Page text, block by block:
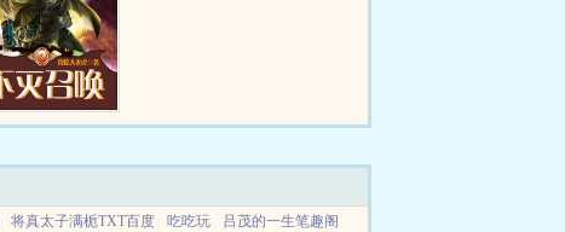
将真太子满栀TXT百度 吃吃玩 吕茂的一生笔趣阁